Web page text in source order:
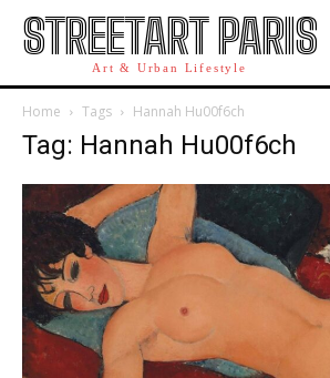
STREETART PARIS
Art & Urban Lifestyle
Home Tags Hannah Hu00f6ch
Tag: Hannah Hu00f6ch